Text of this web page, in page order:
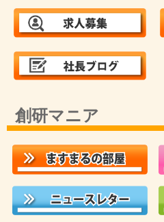
創研マニア